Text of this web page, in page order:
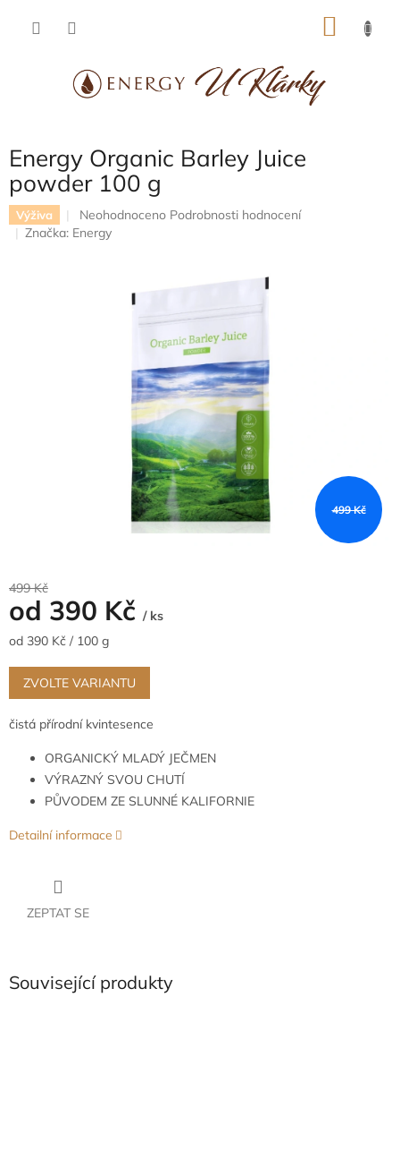
Energy Organic Barley Juice
powder 100 g
Výživa
Průměrné
hodnocení
Neohodnoceno Podrobnosti hodnocení
Značka: Energy
499 Kč
499 Kč
od 390 Kč / ks
Měrná
od 390 Kč / 100 g
ZVOLTE VARIANTU
čistá přírodní kvintesence
ORGANICKÝ MLADÝ JEČMEN
VÝRAZNÝ SVOU CHUTÍ
PŮVODEM ZE SLUNNÉ KALIFORNIE
Detailní informace
ZEPTAT SE
Související produkty